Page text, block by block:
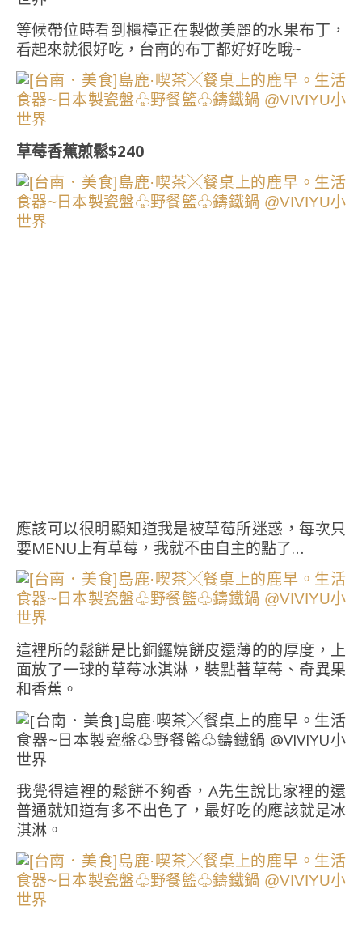
等候帶位時看到櫃檯正在製做美麗的水果布丁，
看起來就很好吃，台南的布丁都好好吃哦~
草莓香蕉煎鬆$240
應該可以很明顯知道我是被草莓所迷惑，每次只
要MENU上有草莓，我就不由自主的點了…
這裡所的鬆餅是比銅鑼燒餅皮還薄的的厚度，上
面放了一球的草莓冰淇淋，裝點著草莓、奇異果
和香蕉。
我覺得這裡的鬆餅不夠香，A先生說比家裡的還
普通就知道有多不出色了，最好吃的應該就是冰
淇淋。